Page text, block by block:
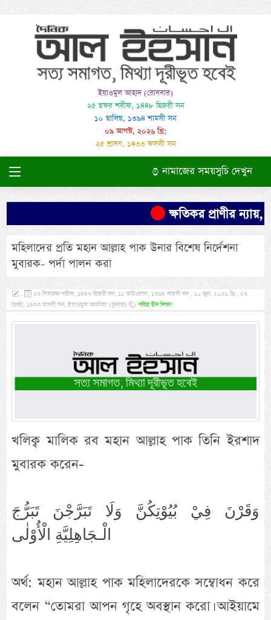
ইয়াওমুল আহাদ (রোববার)
২৫ ছফর শরীফ, ১৪৪৮ হিজরী সন
১০ ছালিছ, ১৩৯৪ শামসী সন
০৯ আগস্ট, ২০২৬ খ্রি:
২৫ শ্রাবণ, ১৪৩৩ ফসলী সন
নামাজের সময়সুচি দেখুন
ক্ষতিকর প্রাণীর
মহিলাদের প্রতি মহান আল্লাহ পাক উনার বিশেষ নির্দেশনা
মুবারক- পর্দা পালন করা
,
২৩ যিলহজ্জ শরীফ, ১৪৪৭ হিজরী সন, ১১ আউওয়াল, ১৩৯৪ শামসী সন , ১০ জুন, ২০২৬ খ্রি:, ২৭
জৈষ্ঠ্য, ১৪৩৩ ফসলী সন, ইয়াওমুল আরবিয়া (বুধবার)
পবিত্র দ্বীন শিক্ষা
খলিক্ব মালিক রব মহান আল্লাহ পাক তিনি ইরশাদ
মুবারক করেন-
وَقَرْنَ فِيْ بُيُوْتِكُنَّ وَلَا تَبَرَّجْنَ تَبَرُّجَ
الْـجَاهِلِيَّةِ الْأُوْلٰى
অর্থ: মহান আল্লাহ পাক মহিলাদেরকে সম্বোধন করে
বলেন “তোমরা আপন গৃহে অবস্থান করো। আইয়ামে